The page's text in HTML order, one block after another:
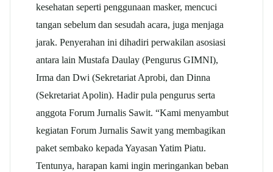
kesehatan seperti penggunaan masker, mencuci
tangan sebelum dan sesudah acara, juga menjaga
jarak. Penyerahan ini dihadiri perwakilan asosiasi
antara lain Mustafa Daulay (Pengurus GIMNI),
Irma dan Dwi (Sekretariat Aprobi, dan Dinna
(Sekretariat Apolin). Hadir pula pengurus serta
anggota Forum Jurnalis Sawit. “Kami menyambut
kegiatan Forum Jurnalis Sawit yang membagikan
paket sembako kepada Yayasan Yatim Piatu.
Tentunya, harapan kami ingin meringankan beban